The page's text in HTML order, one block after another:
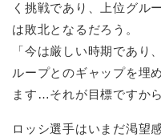
く挑戦であり、上位グル
は敗北となるだろう。
「今は厳しい時期であり
ループとのギャップを埋
ます…それが目標ですから
ロッシ選手はいまだ渇望